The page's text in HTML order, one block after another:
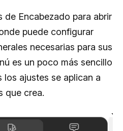
de Encabezado para abrir
puede configurar
necesarias para sus
es un poco más sencillo
ajustes se aplican a
que crea.